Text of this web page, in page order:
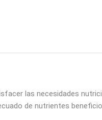
las necesidades
de nutrientes